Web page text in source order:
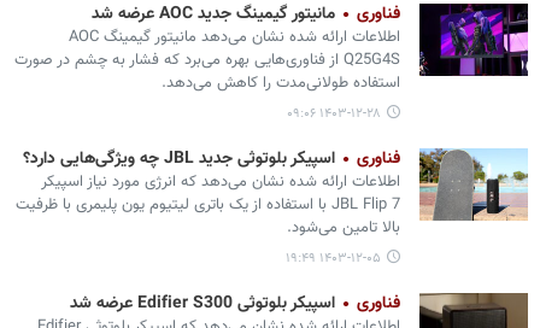
فناوری مانیتور گیمینگ جدید AOC عرضه شد
اطلاعات ارائه شده نشان می‌دهد مانیتور گیمینگ AOC
Q25G4S از فناوری‌هایی بهره می‌برد که فشار به چشم در صورت
استفاده طولانی‌مدت را کاهش می‌دهد.
۱۴۰۳-۱۲-۲۸ ۰۹:۰۶
فناوری اسپیکر بلوتوثی جدید JBL چه ویژگی‌هایی دارد؟
اطلاعات ارائه شده نشان می‌دهد که انرژی مورد نیاز اسپیکر
JBL Flip 7 با استفاده از یک باتری لیتیوم یون پلیمری با ظرفیت
بالا تامین می‏‌شود.
۱۴۰۳-۱۲-۰۵ ۱۹:۴۹
فناوری اسپیکر بلوتوثی Edifier S300 عرضه شد